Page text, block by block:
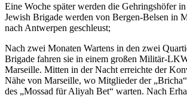
Eine Woche später werden die Gehringshöfer
Jewish Brigade werden von Bergen-Belsen in
nach Antwerpen geschleust;
Nach zwei Monaten Wartens in den zwei
Brigade fahren sie in einem großen Militär-
Marseille. Mitten in der Nacht erreichte der
Nähe von Marseille, wo Mitglieder der
des „Mossad für Aliyah Bet“ warten. Nach